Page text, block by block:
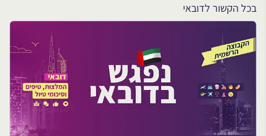
בכל הקשור לדובאי